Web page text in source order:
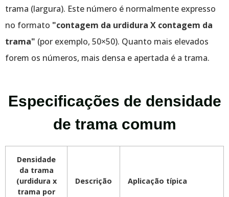
trama (largura). Este número é normalmente expresso
no formato "contagem da urdidura X contagem da
trama" (por exemplo, 50×50). Quanto mais elevados
forem os números, mais densa e apertada é a trama.
Especificações de densidade
de trama comum
Densidade
da trama
(urdidura x
trama por
Descrição Aplicação típica